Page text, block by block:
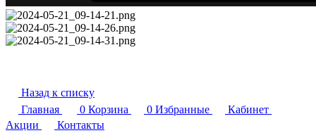
Назад к списку
Главная
0 Корзина 0 Избранные
Кабинет
Акции
Контакты